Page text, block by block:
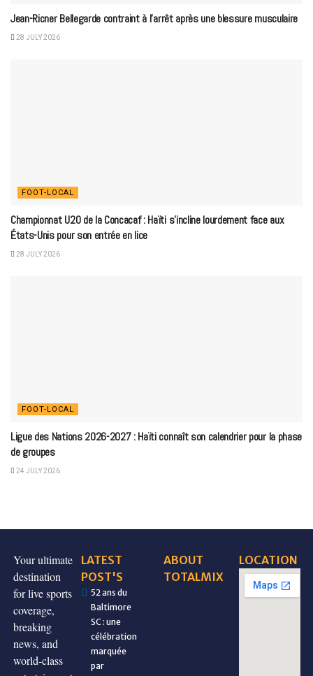
Jean-Ricner Bellegarde contraint à l’arrêt après une blessure musculaire
28 JULY 2026
FOOT-LOCAL
Championnat U20 de la Concacaf : Haïti s’incline lourdement face aux
États-Unis pour son entrée en lice
28 JULY 2026
FOOT-LOCAL
Ligue des Nations 2026-2027 : Haïti connaît son calendrier pour la phase
de groupes
24 JULY 2026
Your ultimate
destination
for live sports
coverage,
breaking
news, and
world-class
LATEST
POST'S
52 ans du
Baltimore
SC : une
célébration
marquée
par
ABOUT
TOTALMIX
LOCATION